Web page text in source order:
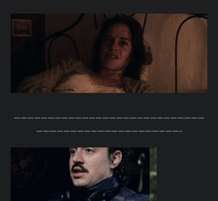
————————————————————————————
—————————————————————-